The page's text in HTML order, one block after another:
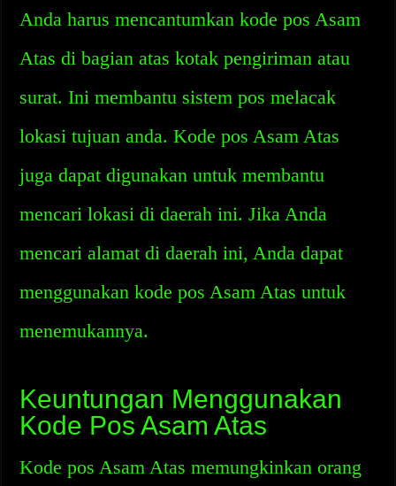
Anda harus mencantumkan kode pos Asam
Atas di bagian atas kotak pengiriman atau
surat. Ini membantu sistem pos melacak
lokasi tujuan anda. Kode pos Asam Atas
juga dapat digunakan untuk membantu
mencari lokasi di daerah ini. Jika Anda
mencari alamat di daerah ini, Anda dapat
menggunakan kode pos Asam Atas untuk
menemukannya.
Keuntungan Menggunakan
Kode Pos Asam Atas
Kode pos Asam Atas memungkinkan orang